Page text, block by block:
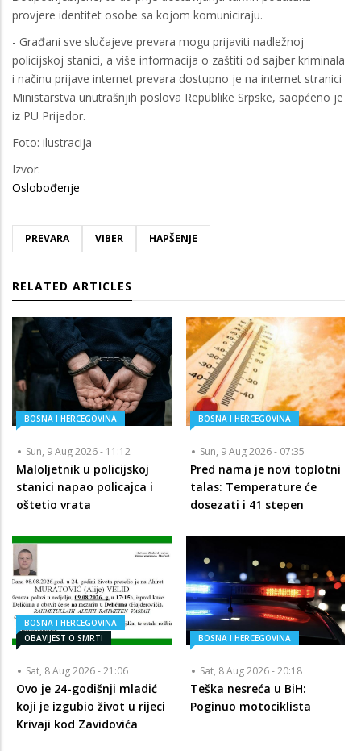
provjere identitet osobe sa kojom komuniciraju.
- Građani sve slučajeve prevara mogu prijaviti nadležnoj
policijskoj stanici, a više informacija o zaštiti od sajber kriminala
i načinu prijave internet prevara dostupno je na internet stranici
Ministarstva unutrašnjih poslova Republike Srpske, saopćeno je
iz PU Prijedor.
Foto: ilustracija
Izvor:
Oslobođenje
PREVARA VIBER HAPŠENJE
RELATED ARTICLES
BOSNA I HERCEGOVINA
Sun, 9 Aug 2026 - 11:12
Maloljetnik u policijskoj
stanici napao policajca i
oštetio vrata
BOSNA I HERCEGOVINA
Sun, 9 Aug 2026 - 07:35
Pred nama je novi toplotni
talas: Temperature će
dosezati i 41 stepen
BOSNA I HERCEGOVINA
OBAVIJEST O SMRTI
Sat, 8 Aug 2026 - 21:06
Ovo je 24-godišnji mladić
koji je izgubio život u rijeci
Krivaji kod Zavidovića
BOSNA I HERCEGOVINA
Sat, 8 Aug 2026 - 20:18
Teška nesreća u BiH:
Poginuo motociklista